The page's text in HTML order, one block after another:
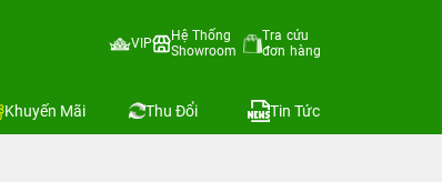
VIP
Hệ Thống
Showroom
Tra cứu
đơn hàng
Khuyến Mãi Thu Đổi Tin Tức